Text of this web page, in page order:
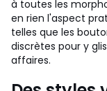
à toutes les
en rien l'aspect
telles que les
discrètes pour y
affaires.